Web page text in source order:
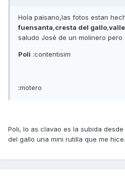
Hola paisano,las fotos estan
fuensanta,cresta del gallo,
saludo José de un molinero pero
Poli :contentisim
:motero
Poli, lo as clavao es la subida
del gallo una mini rutilla que me hice.